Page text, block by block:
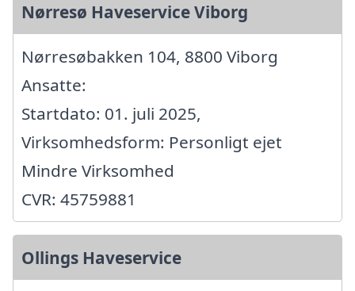
Nørresø Haveservice Viborg
Nørresøbakken 104, 8800 Viborg
Ansatte:
Startdato: 01. juli 2025,
Virksomhedsform: Personligt ejet
Mindre Virksomhed
CVR: 45759881
Ollings Haveservice